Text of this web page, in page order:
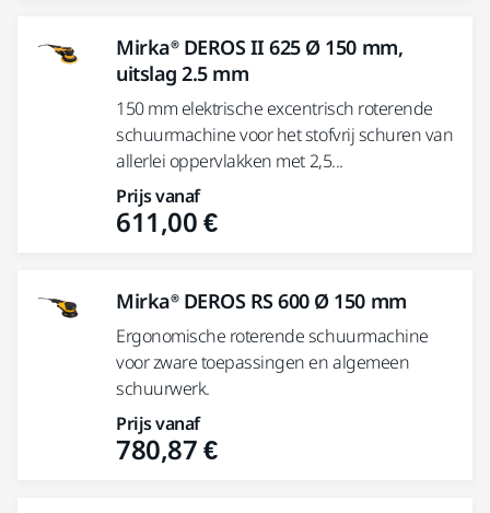
Mirka® DEROS II 625 Ø 150 mm,
uitslag 2.5 mm
150 mm elektrische excentrisch roterende
schuurmachine voor het stofvrij schuren van
allerlei oppervlakken met 2,5...
Prijs vanaf
611,00 €
Mirka® DEROS RS 600 Ø 150 mm
Ergonomische roterende schuurmachine
voor zware toepassingen en algemeen
schuurwerk.
Prijs vanaf
780,87 €